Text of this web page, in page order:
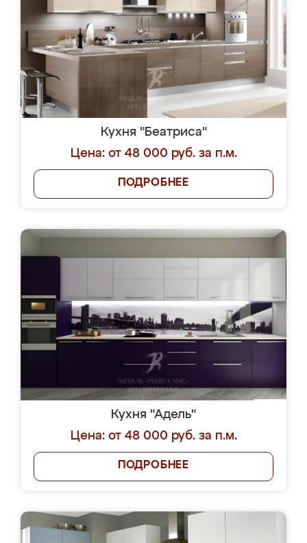
Кухня "Беатриса"
Цена: от 48 000 руб. за п.м.
ПОДРОБНЕЕ
Кухня "Адель"
Цена: от 48 000 руб. за п.м.
ПОДРОБНЕЕ